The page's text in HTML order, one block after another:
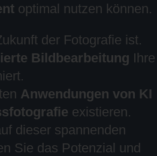
optimal nutzen können.
der Fotografie ist.
Bildbearbeitung Ihre
Anwendungen von KI
existieren.
dieser spannenden
Sie das Potenzial und